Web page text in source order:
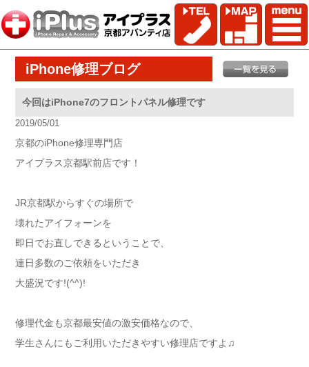
iPhone修理ブログ
今回はiPhone7のフロントパネル修理です
2019/05/01
京都のiPhone修理専門店
アイプラス京都駅前店です！
JR京都駅からすぐの場所で
壊れたアイフォーンを
即日でお直しできるということで、
連日多数のご依頼をいただき
大盛況です!(^^)!
修理代金も京都最安値の激安価格なので、
学生さんにもご利用いただきやすい修理店ですよ♫